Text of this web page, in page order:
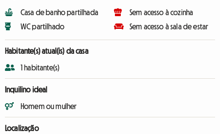
Casa de banho partilhada
WC partilhado
Sem acesso à cozinha
Sem acesso à sala de estar
Habitante(s) atual(is) da casa
1 habitante(s)
Inquilino ideal
Homem ou mulher
Localização